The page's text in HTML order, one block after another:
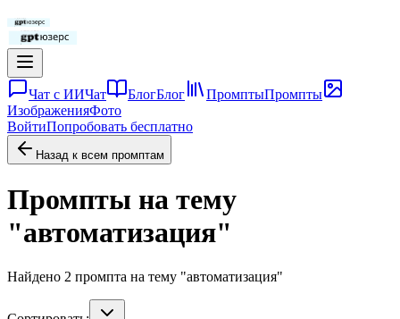
Чат с ИИЧат БлогБлог ПромптыПромпты
ИзображенияФото
ВойтиПопробовать бесплатно
Назад к всем промптам
Промпты на тему
"автоматизация"
Найдено 2 промпта на тему "автоматизация"